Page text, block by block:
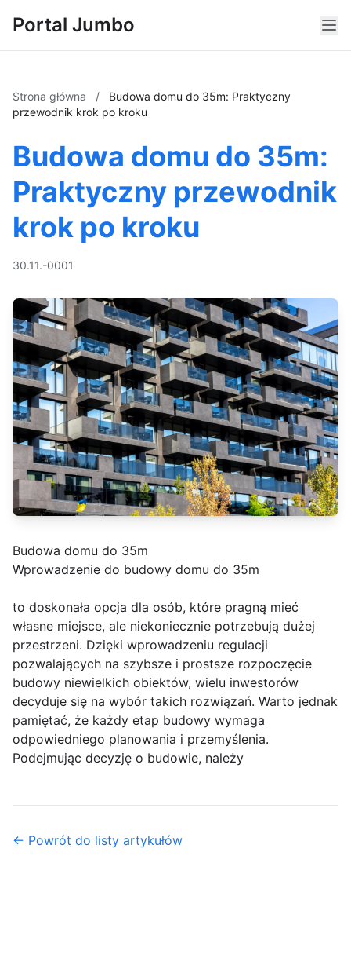
Portal Jumbo
Strona główna /
Budowa domu do 35m: Praktyczny
przewodnik krok po kroku
Budowa domu do 35m:
Praktyczny przewodnik
krok po kroku
30.11.-0001
Budowa domu do 35m
Wprowadzenie do budowy domu do 35m
to doskonała opcja dla osób, które pragną mieć
własne miejsce, ale niekoniecznie potrzebują dużej
przestrzeni. Dzięki wprowadzeniu regulacji
pozwalających na szybsze i prostsze rozpoczęcie
budowy niewielkich obiektów, wielu inwestorów
decyduje się na wybór takich rozwiązań. Warto jednak
pamiętać, że każdy etap budowy wymaga
odpowiedniego planowania i przemyślenia.
Podejmując decyzję o budowie, należy
← Powrót do listy artykułów